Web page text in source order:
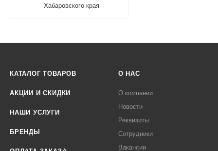
Хабаровского края
КАТАЛОГ ТОВАРОВ
АКЦИИ И СКИДКИ
НАШИ УСЛУГИ
БРЕНДЫ
О НАС
О компании
Новости
Реквизиты
Сотрудники
Вакансии